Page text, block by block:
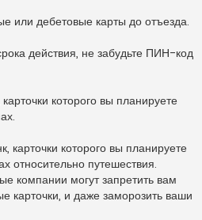
или дебетовые карты до отъезда.
действия, не забудьте ПИН-код
которого вы планируете
карточки которого вы планируете
относительно путешествия.
компании могут запретить вам
карточки, и даже заморозить ваши